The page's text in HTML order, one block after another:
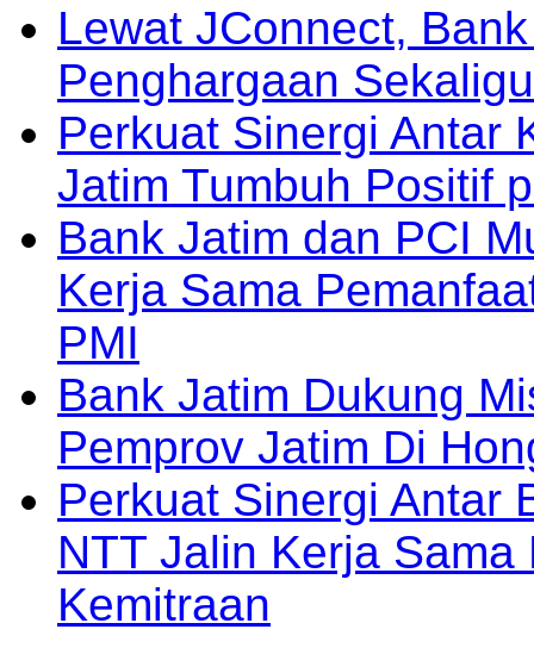
Lewat JConnect,
Penghargaan
Perkuat Sinergi Antar
Jatim Tumbuh Positif
Bank Jatim dan PCI
Kerja Sama
PMI
Bank Jatim Dukung
Pemprov Jatim Di
Perkuat Sinergi Antar
NTT Jalin Kerja
Kemitraan